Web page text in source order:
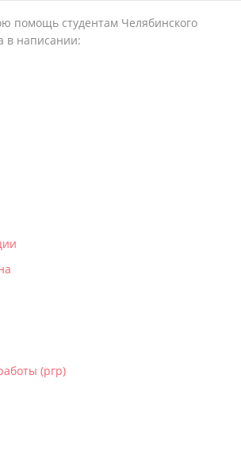
помощь студентам Челябинского
в написании:
(ргр)